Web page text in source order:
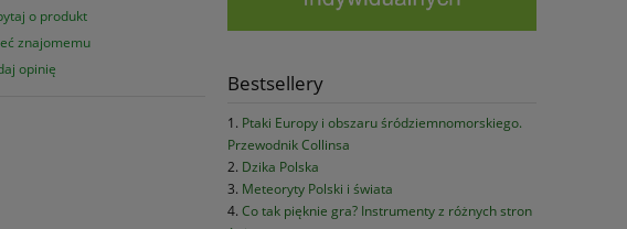
o produkt
znajomemu
opinię
Bestsellery
Ptaki Europy i obszaru śródziemnomorskiego.
Przewodnik Collinsa
Dzika Polska
Meteoryty Polski i świata
Co tak pięknie gra? Instrumenty z różnych stron